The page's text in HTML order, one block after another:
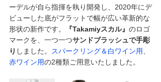
ーデルが自ら指揮を執り開発し、2020年にデ
ビューした底がフラットで幅が広い革新的な
形状の新作です。
『Takamiyスカル』 のロゴ
マークを、一つ一つサンドブラッシュで手彫
り しました。 スパークリング＆白ワイン用、
赤ワイン用の2種類ご用意いたしました。